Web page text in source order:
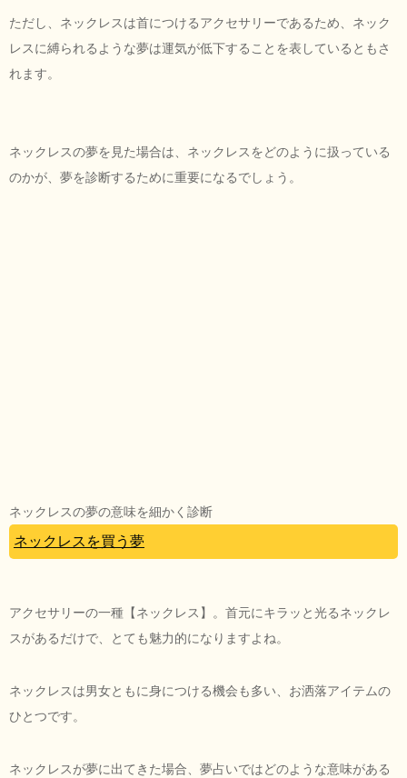
ただし、ネックレスは首につけるアクセサリーであるため、ネック
レスに縛られるような夢は運気が低下することを表しているともさ
れます。
ネックレスの夢を見た場合は、ネックレスをどのように扱っている
のかが、夢を診断するために重要になるでしょう。
ネックレスの夢の意味を細かく診断
ネックレスを買う夢
アクセサリーの一種【ネックレス】。首元にキラッと光るネックレ
スがあるだけで、とても魅力的になりますよね。
ネックレスは男女ともに身につける機会も多い、お洒落アイテムの
ひとつです。
ネックレスが夢に出てきた場合、夢占いではどのような意味がある